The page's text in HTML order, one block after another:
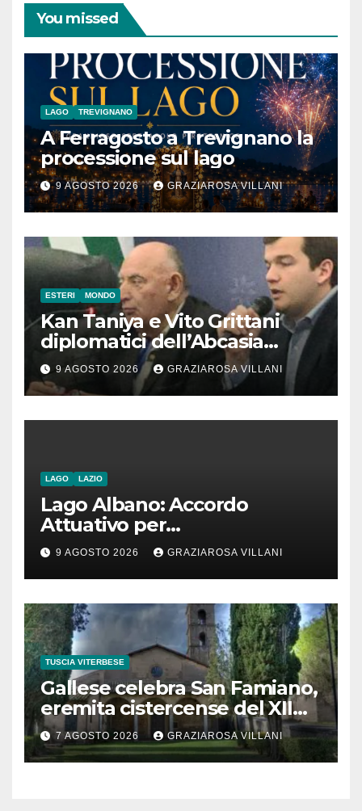
You missed
LAGO TREVIGNANO
A Ferragosto a Trevignano la
processione sul lago
9 AGOSTO 2026 GRAZIAROSA VILLANI
ESTERI MONDO
Kan Taniya e Vito Grittani
diplomatici dell’Abcasia
contro nota del governo
romeno. “Non si può invocare
la costruzione di ponti e allo
stesso tempo condannare
9 AGOSTO 2026 GRAZIAROSA VILLANI
LAGO LAZIO
Lago Albano: Accordo
Attuativo per
l’interconnessione
acquedottistica da 29,5
milioni di euro
9 AGOSTO 2026 GRAZIAROSA VILLANI
TUSCIA VITERBESE
Gallese celebra San Famiano,
eremita cistercense del XII
secolo
7 AGOSTO 2026 GRAZIAROSA VILLANI